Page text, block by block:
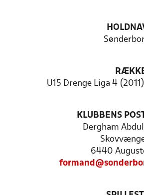
U15 Drenge Liga 4
KLUBBENS
Dergham
6440